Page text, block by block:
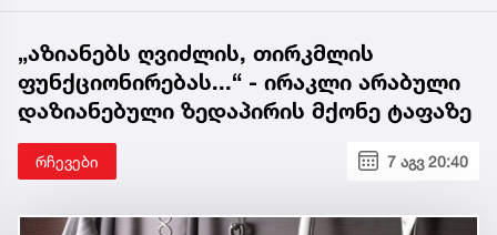
„აზიანებს ღვიძლის, თირკმლის
ფუნქციონირებას...“ - ირაკლი არაბული
დაზიანებული ზედაპირის მქონე ტაფაზე
რჩევები 7 აგვ 20:40